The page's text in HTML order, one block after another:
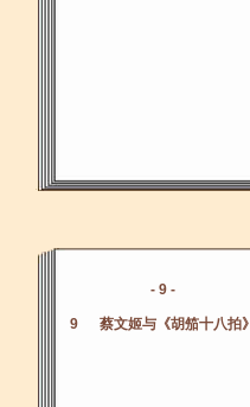
- 9 -
9 蔡文姬与《胡笳十八拍》